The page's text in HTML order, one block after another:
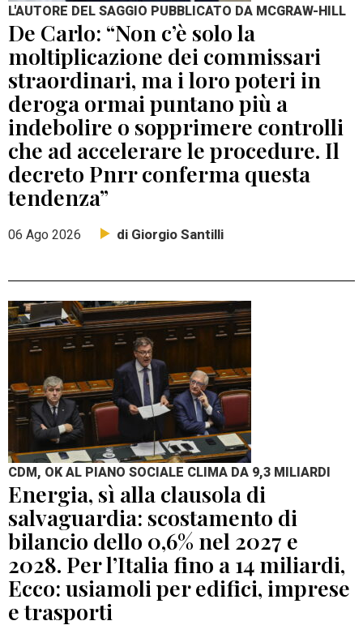
L'AUTORE DEL SAGGIO PUBBLICATO DA MCGRAW-HILL
De Carlo: “Non c’è solo la
moltiplicazione dei commissari
straordinari, ma i loro poteri in
deroga ormai puntano più a
indebolire o sopprimere controlli
che ad accelerare le procedure. Il
decreto Pnrr conferma questa
tendenza”
06 Ago 2026 di Giorgio Santilli
CDM, OK AL PIANO SOCIALE CLIMA DA 9,3 MILIARDI
Energia, sì alla clausola di
salvaguardia: scostamento di
bilancio dello 0,6% nel 2027 e
2028. Per l’Italia fino a 14 miliardi,
Ecco: usiamoli per edifici, imprese
e trasporti